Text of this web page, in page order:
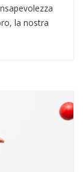
la nostra